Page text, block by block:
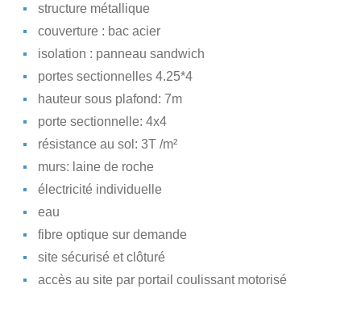
structure métallique
couverture : bac acier
isolation : panneau sandwich
portes sectionnelles 4.25*4
hauteur sous plafond: 7m
porte sectionnelle: 4x4
résistance au sol: 3T /m²
murs: laine de roche
électricité individuelle
eau
fibre optique sur demande
site sécurisé et clôturé
accès au site par portail coulissant motorisé